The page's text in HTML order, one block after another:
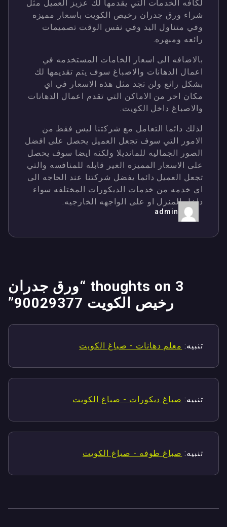
لكافه الخدمات التي يقدمها لك عزيز العميل مثل
شراء ورق جدران رخيص الكويت باسعار مميزه
وفي متناول اليد وفي نفس الوقت تصميمات
رائعه ومبهره.
بالاضافه الى اسعار الخامات المستخدمه في
اعمال الدهانات والاصباغ سوف يتم تقديمها لك
بشكل رائع ولن تجد مثل هذه الاسعار في اي
مكان اخر من الاماكن التي تقدم اعمال الدهانات
والاصباغ داخل الكويت.
لذلك دائما التعامل مع شركتنا ليس فقط من
الامور التي سوف تجعل العميل يحصل على افضل
الصور الجماليه للمانديلا ولكنه ايضا سوف يحصل
على الاسعار المميزه الغير قابله للمنافسه والتي
تجعل العميل دائما يفضل شركتنا عند الحاجه الى
اي خدمه من خدمات الديكورات المختلفه سواء
داخل المنزل او على الواجهه الخارجيه.
admin
3 thoughts on “
ورق جدران
رخيص الكويت 90029377
”
تنبيه:معلم دهانات - صباغ الكويت
تنبيه:صباغ ديكورات - صباغ الكويت
تنبيه:صباغ طوفه - صباغ الكويت